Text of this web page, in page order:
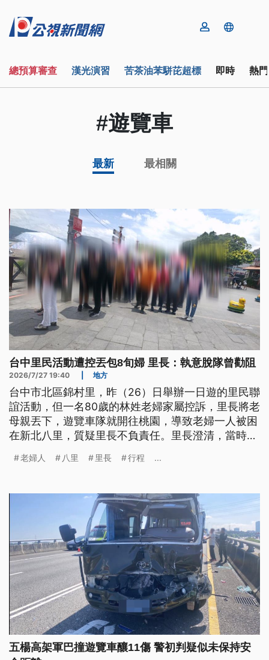
總預算審查 漢光演習 苦茶油苯駢芘超標 即時 熱
#遊覽車
最新 最相關
台中里民活動遭控丟包8旬婦 里長：執意脫隊曾勸阻
2026/7/27 19:40 地方
台中市北區錦村里，昨（26）日舉辦一日遊的里民聯
誼活動，但一名80歲的林姓老婦家屬控訴，里長將老
母親丟下，遊覽車隊就開往桃園，導致老婦一人被困
在新北八里，質疑里長不負責任。里長澄清，當時是
要脫隊，但她執意要搭，行程也無法因為個人延誤，
老婦人 八里 里長 行程 ...
五楊高架軍巴撞遊覽車釀11傷 警初判疑似未保持安